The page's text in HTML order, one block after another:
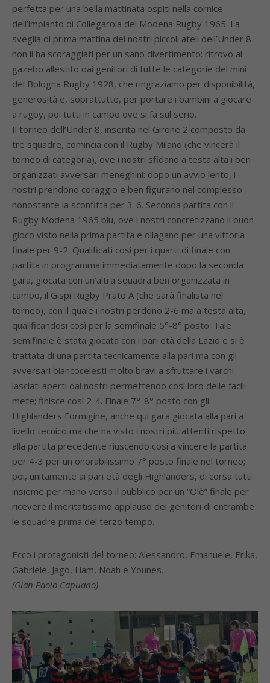
perfetta per una bella mattinata ospiti nella cornice
dell’impianto di Collegarola del Modena Rugby 1965. La
sveglia di prima mattina dei nostri piccoli ateli dell’Under 8
non li ha scoraggiati per un sano divertimento: ritrovo al
gazebo allestito dai genitori di tutte le categorie del mini
del Bologna Rugby 1928, che ringraziamo per disponibilità,
generosità e, soprattutto, per portare i bambini a giocare
a rugby, poi tutti in campo ove si fa sul serio.
Il torneo dell’Under 8, inserita nel Girone 2 composto da
tre squadre, comincia con il Rugby Milano (che vincerà il
torneo di categoria), ove i nostri sfidano a testa alta i ben
organizzati avversari meneghini: dopo un avvio lento, i
nostri prendono coraggio e ben figurano nel complesso
nonostante la sconfitta per 3-6. Seconda partita con il
Rugby Modena 1965 blu, ove i nostri concretizzano il buon
gioco visto nella prima partita e dilagano per una vittoria
finale per 9-2. Qualificati così per i quarti di finale con
partita in programma immediatamente dopo la seconda
gara, giocata con un’altra squadra ben organizzata in
campo, il Gispi Rugby Prato A (che sarà finalista nel
torneo), con il quale i nostri perdono 2-6 ma a testa alta,
qualificandosi così per la semifinale 5°-8° posto. Tale
semifinale è stata giocata con i pari età della Lazio e si è
trattata di una partita tecnicamente alla pari ma con gli
avversari biancocelesti molto bravi a sfruttare i varchi
lasciati aperti dai nostri permettendo così loro delle facili
mete; finisce così 2-4. Finale 7°-8° posto con gli
Highlanders Formigine, anche qui gara giocata alla pari a
livello tecnico ma che ha visto i nostri più attenti rispetto
alla partita precedente riuscendo così a vincere la partita
per 4-3 per un onorabilissimo 7° posto finale nel torneo;
poi, unitamente ai pari età degli Highlanders, di corsa tutti
insieme per mano verso il pubblico per un “Olè” finale per
ricevere il meritatissimo applauso dei genitori di entrambe
le squadre prima del terzo tempo.
Ecco i protagonisti del torneo: Alessandro, Emanuele, Erika,
Gabriele, Jago, Liam, Noah e Younes.
(Gian Paolo Capuano)